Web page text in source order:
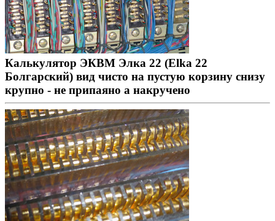
Калькулятор ЭКВМ Элка 22 (Elka 22
Болгарский) вид чисто на пустую корзину снизу
крупно - не припаяно а накручено